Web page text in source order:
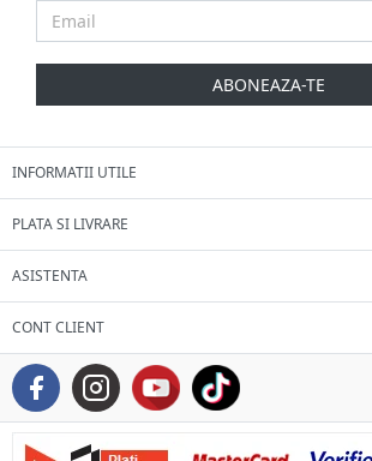
ABONEAZA-TE
INFORMATII UTILE
PLATA SI LIVRARE
ASISTENTA
CONT CLIENT